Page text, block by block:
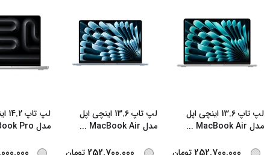
لپ تاپ 13.6 اینچی اپل
مدل MacBook Air
...
لپ تاپ 13.6 اینچی اپل
مدل MacBook Air
...
لپ
مدل MacBook Pro